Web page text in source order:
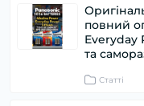
повний
Everyday
та
Статті